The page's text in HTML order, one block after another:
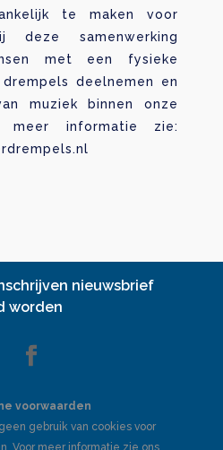
te maken voor
deze samenwerking
met een fysieke
deelnemen en
muziek binnen onze
meer informatie zie:
nieuwsbrief
worden
voorwaarden
gebruik van cookies voor
Voor meer informatie zie ons